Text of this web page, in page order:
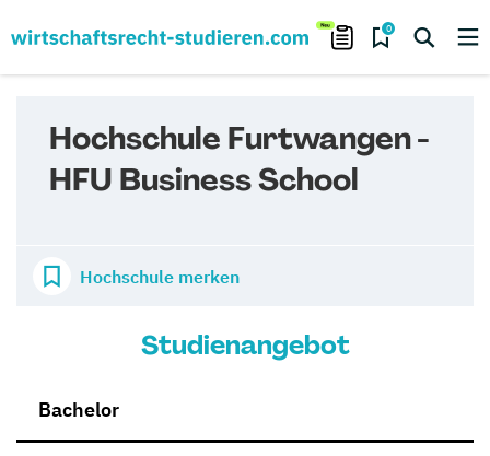
0
Hochschule Furtwangen -
HFU Business School
Hochschule merken
Studienangebot
Bachelor